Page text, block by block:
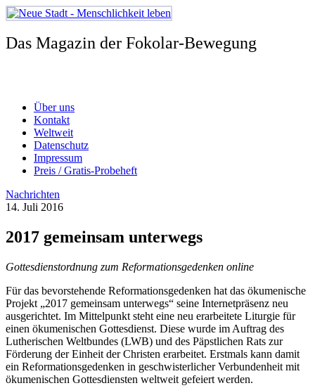
Zum
Inhalt
springen
Das Magazin der Fokolar-Bewegung
Über uns
Kontakt
Weltweit
Datenschutz
Impressum
Preis / Gratis-Probeheft
Nachrichten
14. Juli 2016
2017 gemeinsam unterwegs
Gottesdienstordnung zum Reformationsgedenken online
Für das bevorstehende Reformationsgedenken hat das ökumenische
Projekt „2017 gemeinsam unterwegs“ seine Internetpräsenz neu
ausgerichtet. Im Mittelpunkt steht eine neu erarbeitete Liturgie für
einen ökumenischen Gottesdienst. Diese wurde im Auftrag des
Lutherischen Weltbundes (LWB) und des Päpstlichen Rats zur
Förderung der Einheit der Christen erarbeitet. Erstmals kann damit
ein Reformationsgedenken in geschwisterlicher Verbundenheit mit
ökumenischen Gottesdiensten weltweit gefeiert werden.